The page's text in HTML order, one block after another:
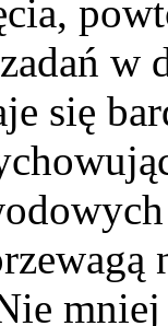
w
się